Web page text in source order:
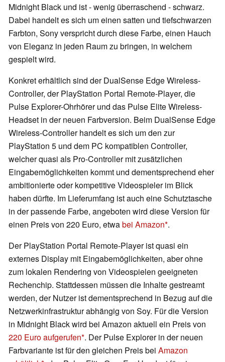
Midnight Black und ist - wenig überraschend - schwarz.
Dabei handelt es sich um einen satten und tiefschwarzen
Farbton, Sony verspricht durch diese Farbe, einen Hauch
von Eleganz in jeden Raum zu bringen, in welchem
gespielt wird.
Konkret erhältlich sind der DualSense Edge Wireless-
Controller, der PlayStation Portal Remote-Player, die
Pulse Explorer-Ohrhörer und das Pulse Elite Wireless-
Headset in der neuen Farbversion. Beim DualSense Edge
Wireless-Controller handelt es sich um den zur
PlayStation 5 und dem PC kompatiblen Controller,
welcher quasi als Pro-Controller mit zusätzlichen
Eingabemöglichkeiten kommt und dementsprechend eher
ambitionierte oder kompetitive Videospieler im Blick
haben dürfte. Im Lieferumfang ist auch eine Schutztasche
in der passende Farbe, angeboten wird diese Version für
einen Preis von 220 Euro, etwabei Amazon .
Der PlayStation Portal Remote-Player ist quasi ein
externes Display mit Eingabemöglichkeiten, aber ohne
zum lokalen Rendering von Videospielen geeigneten
Rechenchip. Stattdessen müssen die Inhalte gestreamt
werden, der Nutzer ist dementsprechend in Bezug auf die
Netzwerkinfrastruktur abhängig von Soy. Für die Version
in Midnight Black wird bei Amazon aktuell ein Preis von
220 Euro aufgerufen . Der Pulse Explorer in der neuen
Farbvariante ist für den gleichen Preis bei Amazon